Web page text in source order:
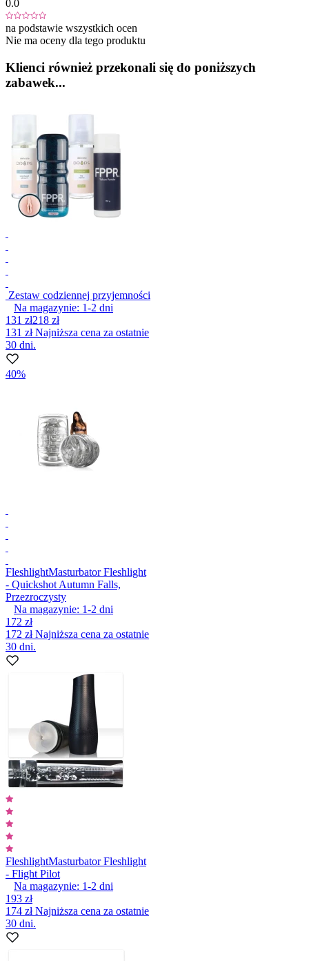
0.0
na podstawie wszystkich ocen
Nie ma oceny dla tego produktu
Klienci również przekonali się do poniższych
zabawek...
Zestaw codziennej przyjemności
Na magazynie: 1-2 dni
131 zł218 zł
131 złNajniższa cena za ostatnie
30 dni.
40%
FleshlightMasturbator Fleshlight
- Quickshot Autumn Falls,
Przezroczysty
Na magazynie: 1-2 dni
172 zł
172 złNajniższa cena za ostatnie
30 dni.
FleshlightMasturbator Fleshlight
- Flight Pilot
Na magazynie: 1-2 dni
193 zł
174 złNajniższa cena za ostatnie
30 dni.